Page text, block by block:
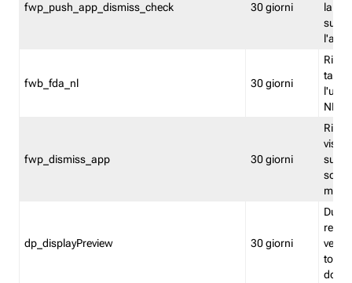
fwp_push_app_dismiss_check 30 giorni
la
fwb_fda_nl 30 giorni
NL
fwp_dismiss_app 30 giorni
visto
dp_displayPreview 30 giorni
torna
dopo